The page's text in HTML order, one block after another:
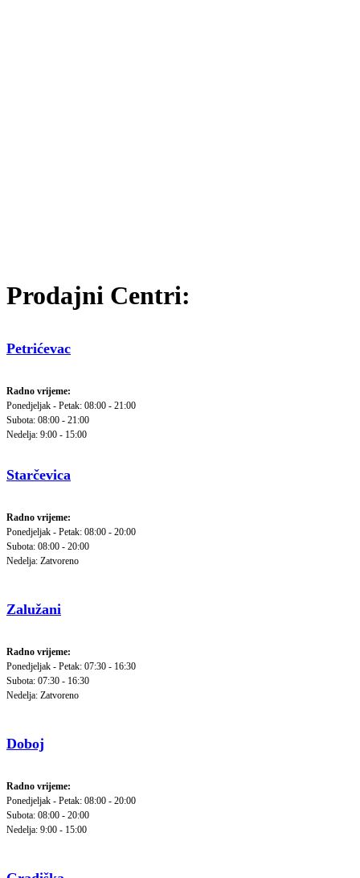
Prodajni Centri:
Petrićevac
Radno vrijeme:
Ponedjeljak - Petak: 08:00 - 21:00
Subota: 08:00 - 21:00
Nedelja: 9:00 - 15:00
Starčevica
Radno vrijeme:
Ponedjeljak - Petak: 08:00 - 20:00
Subota: 08:00 - 20:00
Nedelja: Zatvoreno
Zalužani
Radno vrijeme:
Ponedjeljak - Petak: 07:30 - 16:30
Subota: 07:30 - 16:30
Nedelja: Zatvoreno
Doboj
Radno vrijeme:
Ponedjeljak - Petak: 08:00 - 20:00
Subota: 08:00 - 20:00
Nedelja: 9:00 - 15:00